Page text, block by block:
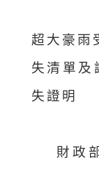
超大豪雨
失清單及
失證明
財政部